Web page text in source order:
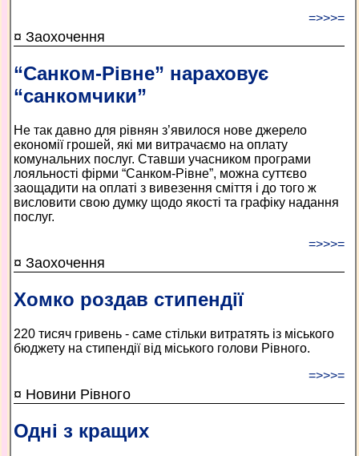
=>>>=
¤ Заохочення
“Санком-Рівне” нараховує
“санкомчики”
Не так давно для рівнян з’явилося нове джерело
економії грошей, які ми витрачаємо на оплату
комунальних послуг. Ставши учасником програми
лояльності фірми “Санком-Рівне”, можна суттєво
заощадити на оплаті з вивезення сміття і до того ж
висловити свою думку щодо якості та графіку надання
послуг.
=>>>=
¤ Заохочення
Хомко роздав стипендії
220 тисяч гривень - саме стільки витратять із міського
бюджету на стипендії від міського голови Рівного.
=>>>=
¤ Новини Рівного
Одні з кращих